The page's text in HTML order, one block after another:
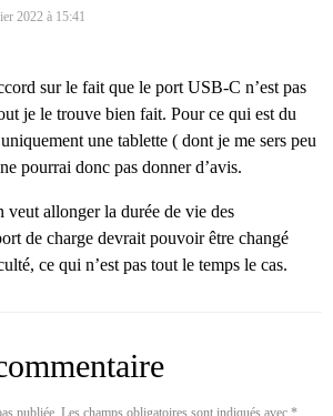
2022 à 15:41
sur le fait que le port USB-C n’est pas
je le trouve bien fait. Pour ce qui est du
une tablette ( dont je me sers peu
pourrai donc pas donner d’avis.
veut allonger la durée de vie des
de charge devrait pouvoir être changé
ce qui n’est pas tout le temps le cas.